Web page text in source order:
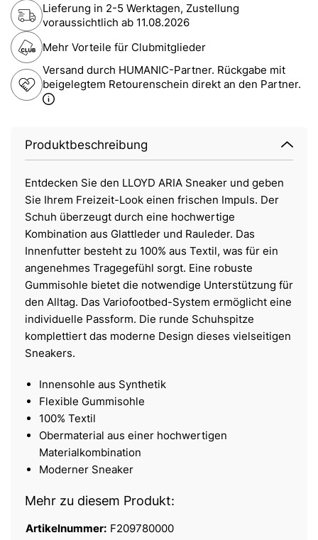
Lieferung in 2-5 Werktagen, Zustellung
voraussichtlich ab 11.08.2026
Mehr Vorteile für Clubmitglieder
Versand durch HUMANIC-Partner. Rückgabe mit
beigelegtem Retourenschein direkt an den Partner.
Produktbeschreibung
Entdecken Sie den LLOYD ARIA Sneaker und geben
Sie Ihrem Freizeit-Look einen frischen Impuls. Der
Schuh überzeugt durch eine hochwertige
Kombination aus Glattleder und Rauleder. Das
Innenfutter besteht zu 100% aus Textil, was für ein
angenehmes Tragegefühl sorgt. Eine robuste
Gummisohle bietet die notwendige Unterstützung für
den Alltag. Das Variofootbed-System ermöglicht eine
individuelle Passform. Die runde Schuhspitze
komplettiert das moderne Design dieses vielseitigen
Sneakers.
Innensohle aus Synthetik
Flexible Gummisohle
100% Textil
Obermaterial aus einer hochwertigen
Materialkombination
Moderner Sneaker
Mehr zu diesem Produkt:
Artikelnummer: F209780000